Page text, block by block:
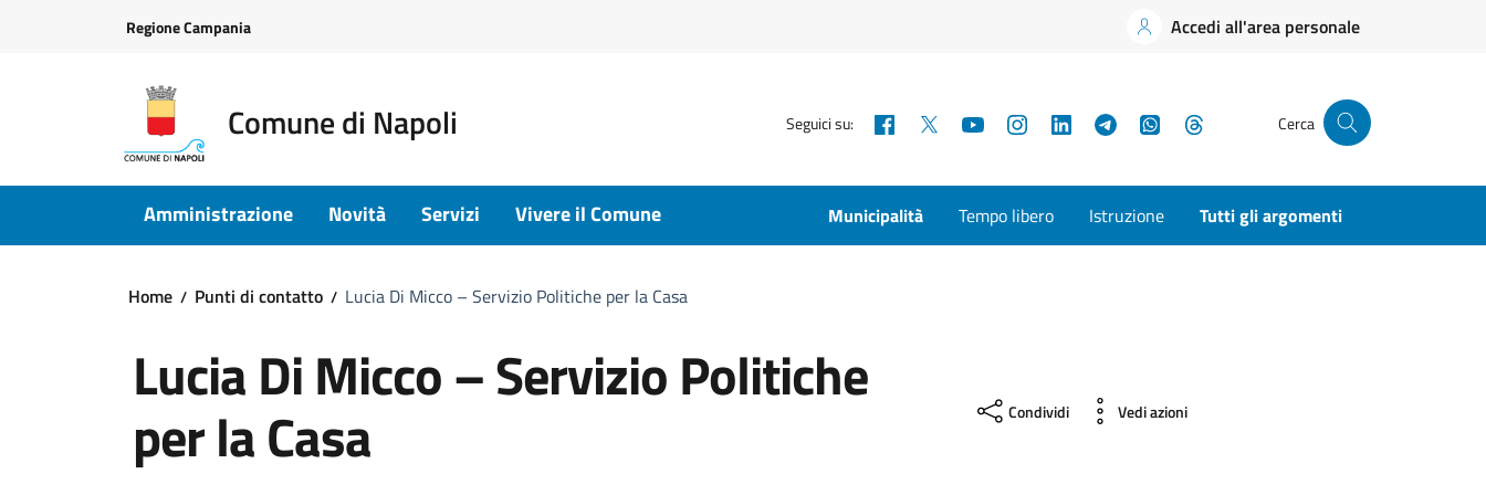
Regione Campania Accedi all'area personale
Comune di Napoli Seguici su: Facebook YouTubeInstagramLinkedInTelegramWhatsApp Cerca
Amministrazione Novità Servizi Vivere il Comune Municipalità Tempo libero Istruzione Tutti gli argomenti
Home Punti di contatto Lucia Di Micco – Servizio Politiche per la Casa
Lucia Di Micco – Servizio Politiche
per la Casa Condividi Vedi azioni